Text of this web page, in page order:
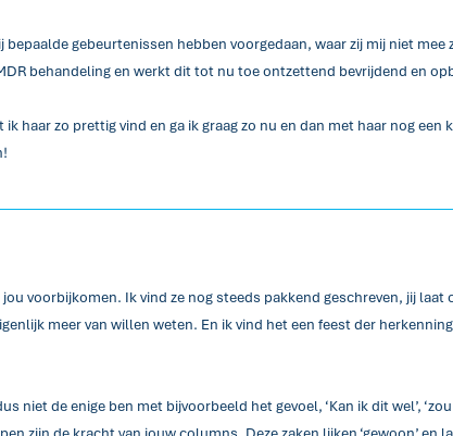
gebeurtenissen hebben voorgedaan, waar zij mij niet
behandeling en werkt dit tot nu toe ontzettend bevrijdend en
haar zo prettig vind en ga ik graag zo nu en dan met haar nog een
voorbijkomen. Ik vind ze nog steeds pakkend geschreven, jij
meer van willen weten. En ik vind het een feest der
niet de enige ben met bijvoorbeeld het gevoel, ‘Kan ik dit wel’,